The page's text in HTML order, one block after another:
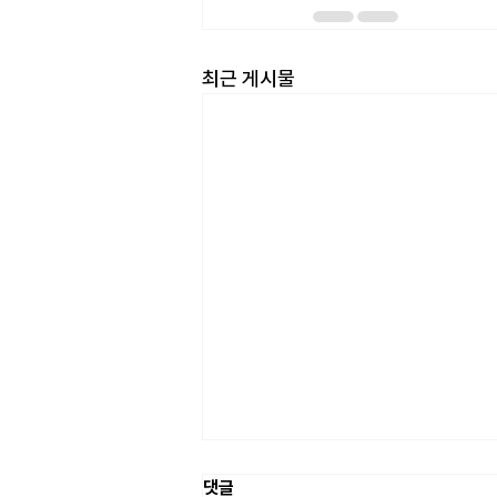
최근 게시물
댓글